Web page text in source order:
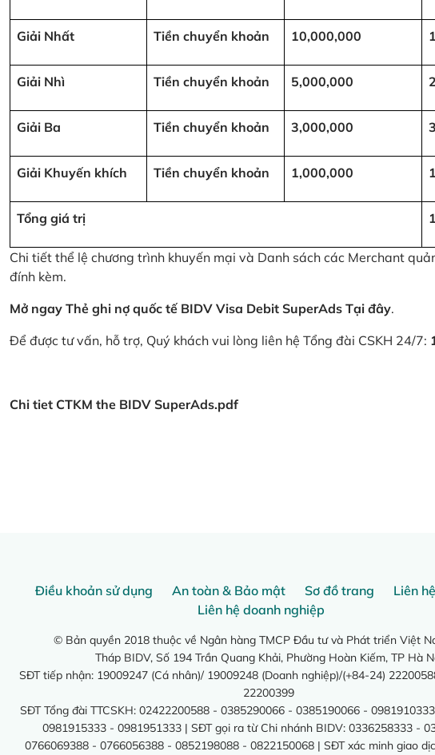
Giải Nhất Tiền chuyển khoản 10,000,000 1
Giải Nhì Tiền chuyển khoản 5,000,000 2
Giải Ba Tiền chuyển khoản 3,000,000 3
Giải Khuyến khích Tiền chuyển khoản 1,000,000
Tổng giá trị
Chi tiết thể lệ chương trình khuyến mại và Danh sách các Merchant
đính kèm.
Mở ngay Thẻ ghi nợ quốc tế BIDV Visa Debit SuperAds Tại đây.
Để được tư vấn, hỗ trợ, Quý khách vui lòng liên hệ Tổng đài CSKH 24/7:
Chi tiet CTKM the BIDV SuperAds.pdf
Điều khoản sử dụng An toàn & Bảo mật Sơ đồ trang
Liên
Liên hệ doanh nghiệp
© Bản quyền 2018 thuộc về Ngân hàng TMCP Đầu tư và Phát triển Việt
Tháp BIDV, Số 194 Trần Quang Khải, Phường Hoàn Kiếm, TP Hà
SĐT tiếp nhận: 19009247 (Cá nhân)/ 19009248 (Doanh nghiệp)/(+84-24)
22200399
SĐT Tổng đài TTCSKH: 02422200588 - 0385290066 - 0385190066 -
0981915333 - 0981951333 | SĐT gọi ra từ Chi nhánh BIDV: 0336258333 -
0766069388 - 0766056388 - 0852198088 - 0822150068 | SĐT xác minh giao